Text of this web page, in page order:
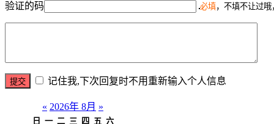
验证的码 必填，不填不让过
记住我,下次回复时不用重新输入个人信息
« 2026年 8月 »
日 一 二 三 四 五 六